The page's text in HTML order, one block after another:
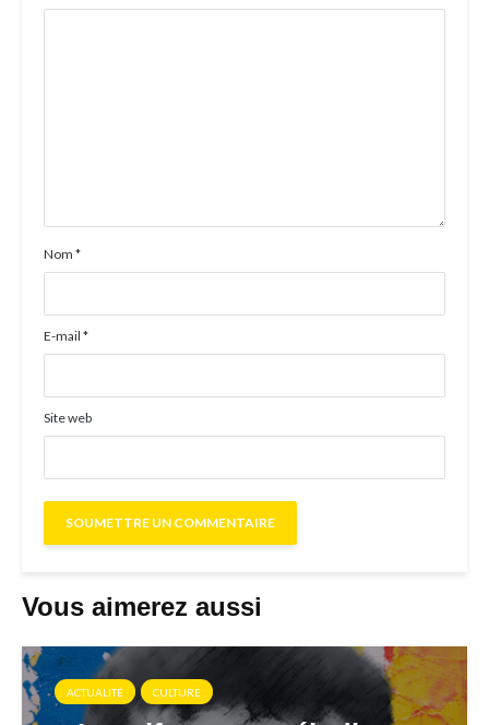
Nom *
E-mail *
Site web
Vous aimerez aussi
ACTUALITÉ CULTURE